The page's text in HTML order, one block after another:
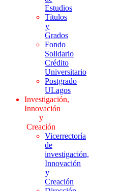
Estudios
Títulos
y
Grados
Fondo
Solidario
Crédito
Universitario
Postgrado
ULagos
Investigación,
Innovación
y
Creación
Vicerrectoría
de
investigación,
Innovación
y
Creación